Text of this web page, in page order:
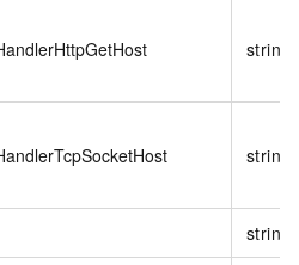
string
string
string